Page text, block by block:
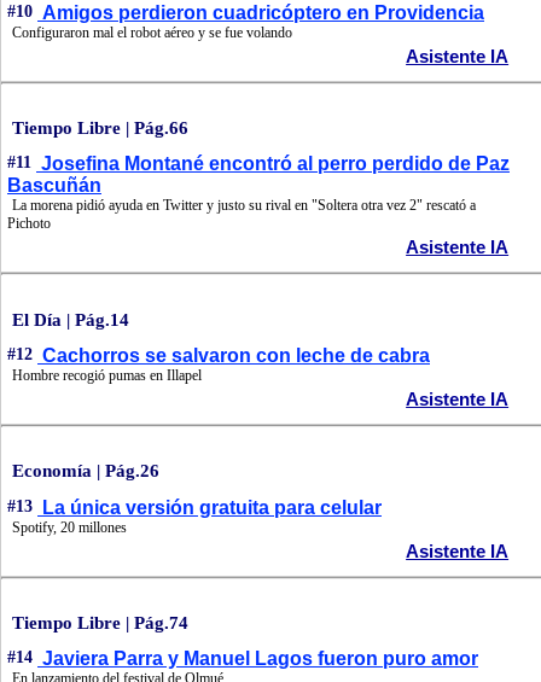
#10 Amigos perdieron cuadricóptero en Providencia
Configuraron mal el robot aéreo y se fue volando
Asistente IA
Tiempo Libre | Pág.66
#11 Josefina Montané encontró al perro perdido de Paz
Bascuñán
La morena pidió ayuda en Twitter y justo su rival en "Soltera otra vez 2" rescató a
Pichoto
Asistente IA
El Día | Pág.14
#12 Cachorros se salvaron con leche de cabra
Hombre recogió pumas en Illapel
Asistente IA
Economía | Pág.26
#13 La única versión gratuita para celular
Spotify, 20 millones
Asistente IA
Tiempo Libre | Pág.74
#14 Javiera Parra y Manuel Lagos fueron puro amor
En lanzamiento del festival de Olmué